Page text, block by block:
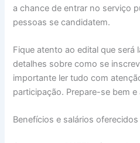
a chance de entrar no serviço
pessoas se candidatem.
Fique atento ao edital que será
detalhes sobre como se
importante ler tudo com
participação. Prepare-se bem
Benefícios e salários oferecidos